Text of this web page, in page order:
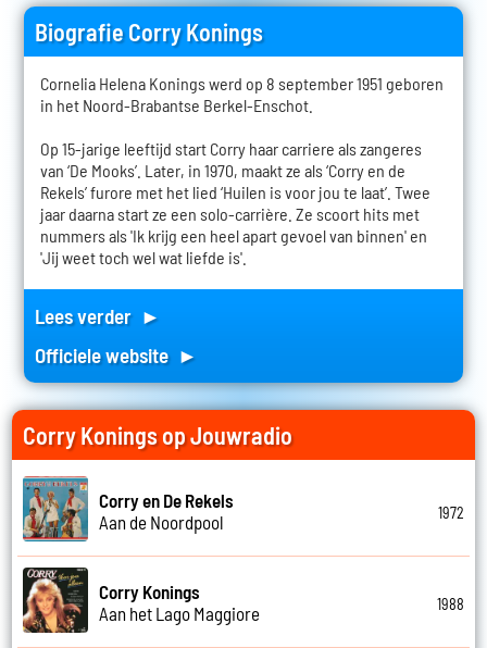
Biografie Corry Konings
Cornelia Helena Konings werd op 8 september 1951 geboren
in het Noord-Brabantse Berkel-Enschot.
Op 15-jarige leeftijd start Corry haar carriere als zangeres
van ‘De Mooks’. Later, in 1970, maakt ze als ‘Corry en de
Rekels’ furore met het lied ‘Huilen is voor jou te laat’. Twee
jaar daarna start ze een solo-carrière. Ze scoort hits met
nummers als 'Ik krijg een heel apart gevoel van binnen' en
'Jij weet toch wel wat liefde is'.
Lees verder ►
Officiele website ►
Corry Konings op Jouwradio
Corry en De Rekels
Aan de Noordpool
1972
Corry Konings
Aan het Lago Maggiore
1988